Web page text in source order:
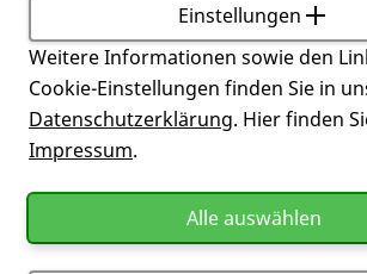
Verwenden Sie Ihre (bei derDHH
hinterlegte) E-Mail-Adresse für
DHH
+ Bereich. Falls nötig
Passwort selbst zurücksetzen
Falls Sie sich nicht beiDHH+
wenden Sie sich bitte per E-Mail
Einstellungen
Weitere Informationen sowie den
Cookie-Einstellungen finden Sie in
Datenschutzerklärung. Hier finden
Impressum.
Alle auswählen